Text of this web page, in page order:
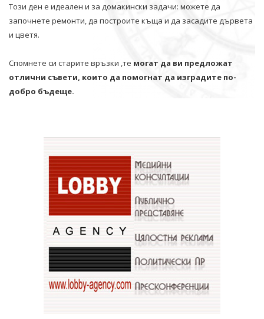
Този ден е идеален и за домакински задачи: можете да
започнете ремонти, да построите къща и да засадите дървета
и цветя.
Спомнете си старите връзки ,те могат да ви предложат
отлични съвети, които да помогнат да изградите по-
добро бъдеще.